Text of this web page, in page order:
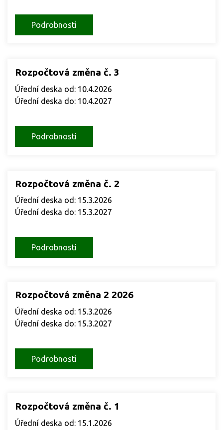
Podrobnosti
Rozpočtová změna č. 3
Úřední deska od: 10.4.2026
Úřední deska do: 10.4.2027
Podrobnosti
Rozpočtová změna č. 2
Úřední deska od: 15.3.2026
Úřední deska do: 15.3.2027
Podrobnosti
Rozpočtová změna 2 2026
Úřední deska od: 15.3.2026
Úřední deska do: 15.3.2027
Podrobnosti
Rozpočtová změna č. 1
Úřední deska od: 15.1.2026